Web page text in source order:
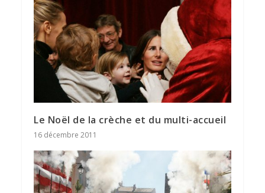
Le Noël de la crèche et du multi-accueil
16 décembre 2011